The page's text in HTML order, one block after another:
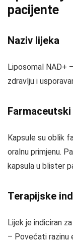
pacijente
Naziv lijeka
Liposomal NAD+
zdravlju i
Kapsule su oblik
oralnu primjenu.
kapsula u blister
Terapijske
Lijek je indiciran
– Povećati razinu